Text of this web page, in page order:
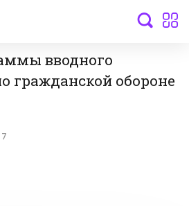
вводного
гражданской обороне